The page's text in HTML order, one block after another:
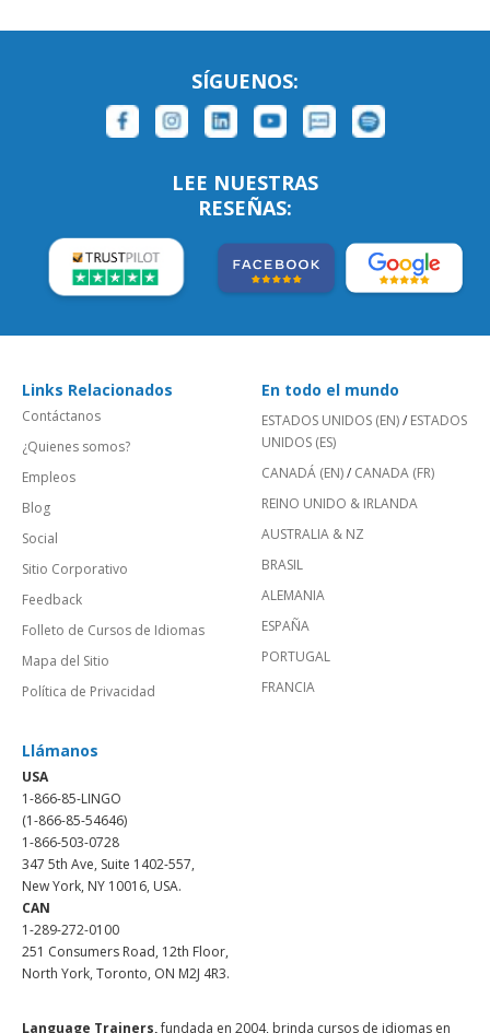
SÍGUENOS:
LEE NUESTRAS
RESEÑAS:
Links Relacionados
Contáctanos
¿Quienes somos?
Empleos
Blog
Social
Sitio Corporativo
Feedback
Folleto de Cursos de Idiomas
Mapa del Sitio
Política de Privacidad
En todo el mundo
ESTADOS UNIDOS (EN)/ ESTADOS
UNIDOS (ES)
CANADÁ (EN)/ CANADA (FR)
REINO UNIDO & IRLANDA
AUSTRALIA & NZ
BRASIL
ALEMANIA
ESPAÑA
PORTUGAL
FRANCIA
Llámanos
USA
1-866-85-LINGO
(1-866-85-54646)
1-866-503-0728
347 5th Ave, Suite 1402-557,
New York, NY 10016, USA.
CAN
1-289-272-0100
251 Consumers Road, 12th Floor,
North York, Toronto, ON M2J 4R3.
Language Trainers,fundada en 2004, brinda cursos de idiomas en